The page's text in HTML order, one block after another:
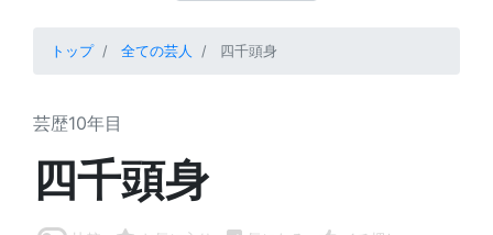
トップ 全ての芸人 四千頭身
芸歴10年目
四千頭身